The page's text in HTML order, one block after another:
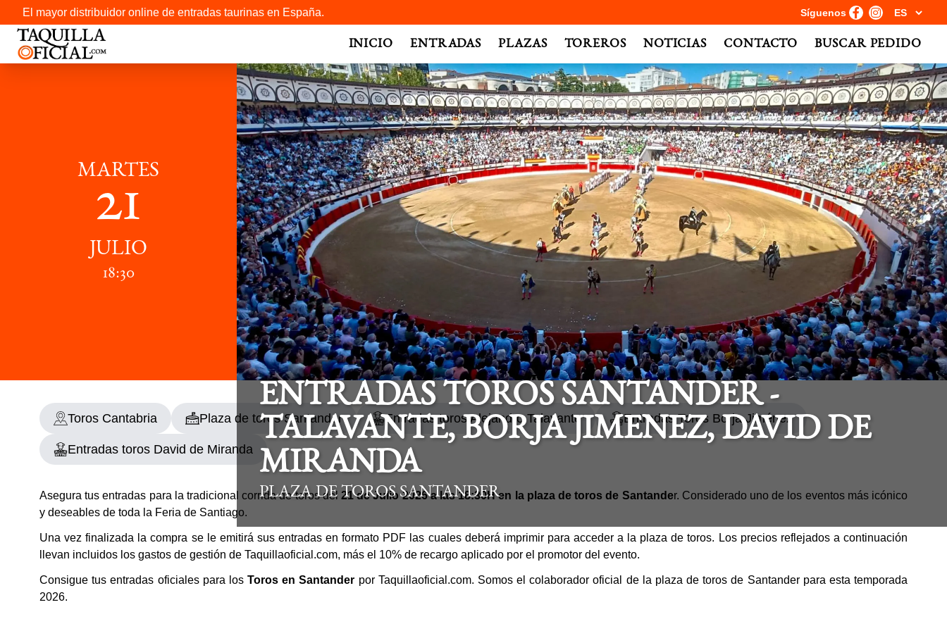
El mayor distribuidor online de entradas taurinas en España. Síguenos
INICIO ENTRADAS PLAZAS TOREROS NOTICIAS CONTACTO BUSCAR PEDIDO
MARTES
21
JULIO
18:30
ENTRADAS TOROS SANTANDER -
TALAVANTE, BORJA JIMENEZ, DAVID DE
MIRANDA
PLAZA DE TOROS SANTANDER
Toros Cantabria Plaza de toros Santander Entradas toros Alejandro Talavante Entradas Toros Borja Jiménez
Entradas toros David de Miranda
Asegura tus entradas para la tradicional corrida de toros del 21 de Julio 2026 a las 18:30H en la plaza de toros de Santander. Considerado uno de los eventos más icónico
y deseables de toda la Feria de Santiago.
Una vez finalizada la compra se le emitirá sus entradas en formato PDF las cuales deberá imprimir para acceder a la plaza de toros. Los precios reflejados a continuación
llevan incluidos los gastos de gestión de Taquillaoficial.com, más el 10% de recargo aplicado por el promotor del evento.
Consigue tus entradas oficiales para los Toros en Santander por Taquillaoficial.com. Somos el colaborador oficial de la plaza de toros de Santander para esta temporada
2026.